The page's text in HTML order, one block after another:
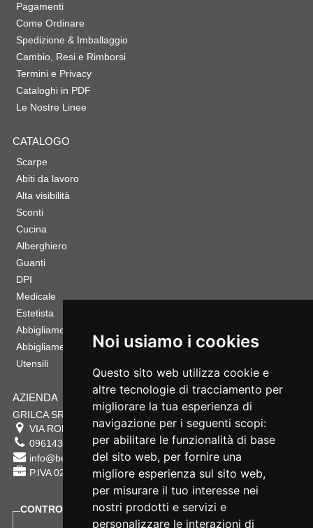
Noi usiamo i cookies
Questo sito web utilizza cookie e
altre tecnologie di tracciamento per
migliorare la tua esperienza di
navigazione per i seguenti scopi:
per abilitare le funzionalità di base
del sito web, per fornire una
migliore esperienza sul sito web,
per misurare il tuo interesse nei
nostri prodotti e servizi e
personalizzare le interazioni di
Pagamenti
Come Ordinare
Spedizione & Imballaggio
Cambio, Resi e Rimborsi
Termini e Privacy
Cataloghi in PDF
Le Nostre Linee
CATALOGO
Scarpe
Abiti da lavoro
Alta visibilità
Sconti
Cucina
Alberghiero
Guanti
DPI
Medicale
Estetista
Abbigliamento Sportivo
Abbigliamento Bambino
Utensili
AZIENDA
GRILCA SRL
VIA ROMA 180 88054 SERSALE CZ
0961432177
info@bestsafety.it
P.IVA 02342180797
CONTROLLA LO STATO DEL TUO ORDINE